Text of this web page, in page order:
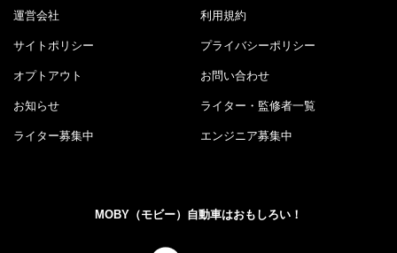
運営会社 利用規約
サイトポリシー プライバシーポリシー
オプトアウト お問い合わせ
お知らせ ライター・監修者一覧
ライター募集中 エンジニア募集中
MOBY（モビー）自動車はおもしろい！